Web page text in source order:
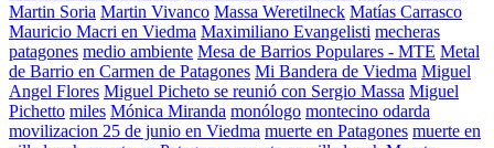
Martin Soria Martin Vivanco Massa Weretilneck Matías Carrasco
Mauricio Macri en Viedma Maximiliano Evangelisti mecheras
patagones medio ambiente Mesa de Barrios Populares - MTE Metal
de Barrio en Carmen de Patagones Mi Bandera de Viedma Miguel
Angel Flores Miguel Picheto se reunió con Sergio Massa Miguel
Pichetto miles Mónica Miranda monólogo montecino odarda
movilizacion 25 de junio en Viedma muerte en Patagones muerte en